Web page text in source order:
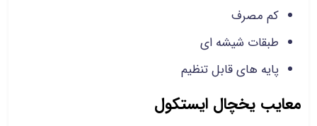
کم مصرف
طبقات شیشه ای
پایه های قابل تنظیم
معایب یخچال ایستکول